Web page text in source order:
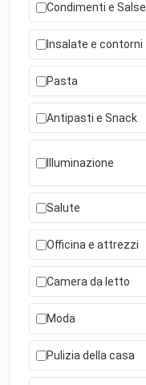
Condimenti e Salse
Insalate e contorni
Pasta
Antipasti e Snack
Illuminazione
Salute
Officina e attrezzi
Camera da letto
Moda
Pulizia della casa